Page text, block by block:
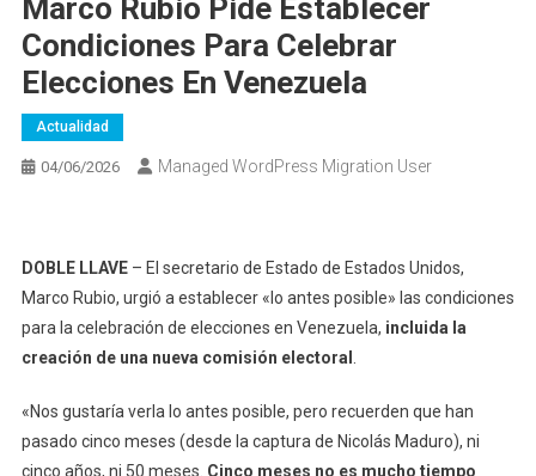
Marco Rubio Pide Establecer
Condiciones Para Celebrar
Elecciones En Venezuela
Actualidad
04/06/2026 Managed WordPress Migration User
DOBLE LLAVE– El secretario de Estado de Estados Unidos,
Marco Rubio, urgió a establecer «lo antes posible» las condiciones
para la celebración de elecciones en Venezuela, incluida la
creación de una nueva comisión electoral .
«Nos gustaría verla lo antes posible, pero recuerden que han
pasado cinco meses (desde la captura de Nicolás Maduro), ni
cinco años, ni 50 meses. Cinco meses no es mucho tiempo